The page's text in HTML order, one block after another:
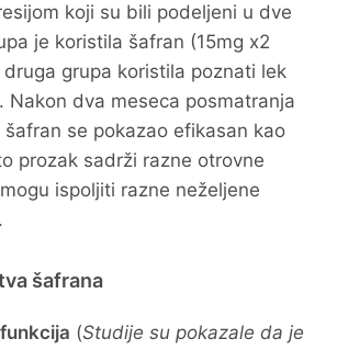
koji su bili podeljeni u dve
je koristila šafran (15mg x2
grupa koristila poznati lek
Nakon dva meseca posmatranja
se pokazao efikasan kao
prozak sadrži razne otrovne
ispoljiti razne neželjene
šafrana
(Studije su pokazale da je